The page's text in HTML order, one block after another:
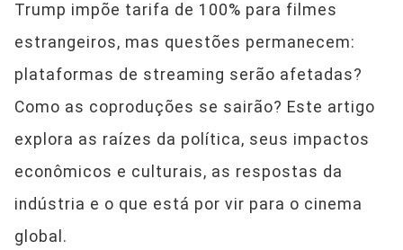
Trump impõe tarifa de 100% para filmes
estrangeiros, mas questões permanecem:
plataformas de streaming serão afetadas?
Como as coproduções se sairão? Este artigo
explora as raízes da política, seus impactos
econômicos e culturais, as respostas da
indústria e o que está por vir para o cinema
global.